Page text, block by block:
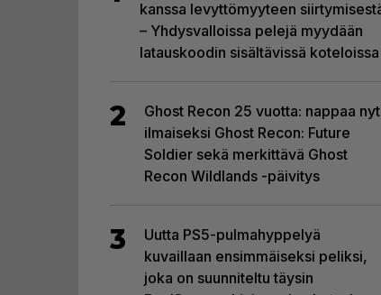
kanssa levyttömyyteen
– Yhdysvalloissa pelejä myydään
latauskoodin sisältävissä koteloissa
2
Ghost Recon 25 vuotta: nappaa nyt
ilmaiseksi Ghost Recon: Future
Soldier sekä merkittävä Ghost
Recon Wildlands -päivitys
3
Uutta PS5-pulmahyppelyä
kuvaillaan ensimmäiseksi peliksi,
joka on suunniteltu täysin